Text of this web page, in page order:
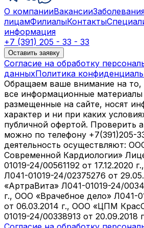
О компанииВакансииЗаболевания
лицамФилиалыКонтакты
информация
+7 (391) 205 - 33 - 33
Оставить заявку
Согласие на обработку
данныхПолитика
Обращаем ваше внимание на то,
все информационные
размещенные на сайте, носят
характер и ни при каких
публичной офертой. Проверить
можно по телефону +7(391)205-
деятельность осуществляют:
Современной Кардиологии»
01019-24/00561192 от 17.12.2020
Л041-01019-24/02375276 от
«АртраВита» Л041-01019-24/
г., ООО «Врачебное дело» Л041-
от 06.03.2014 г., ООО «ЦПМ
01019-24/00338913 от 20.09.2018